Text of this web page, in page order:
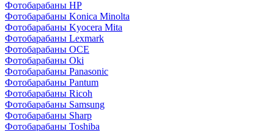
Фотобарабаны HP
Фотобарабаны Konica Minolta
Фотобарабаны Kyocera Mita
Фотобарабаны Lexmark
Фотобарабаны OCE
Фотобарабаны Oki
Фотобарабаны Panasonic
Фотобарабаны Pantum
Фотобарабаны Ricoh
Фотобарабаны Samsung
Фотобарабаны Sharp
Фотобарабаны Toshiba